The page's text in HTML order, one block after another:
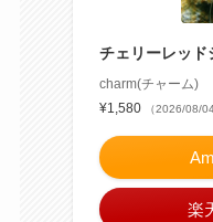
チェリーレッド
charm(チャーム)
¥1,580
（2026/08/
楽